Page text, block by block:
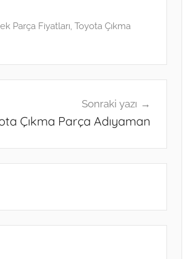
Parça Fiyatları Toyota Çıkma
Sonraki yazı
Çıkma Parça Adıyaman